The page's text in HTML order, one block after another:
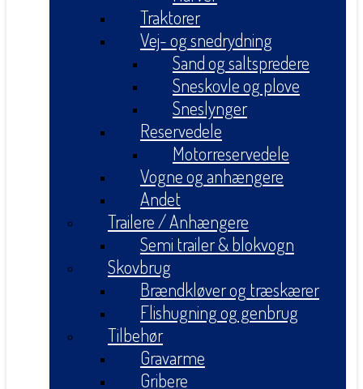
Traktorer
Vej- og snedrydning
Sand og saltspredere
Sneskovle og plove
Sneslynger
Reservedele
Motorreservedele
Vogne og anhængere
Andet
Trailere / Anhængere
Semi trailer & blokvogn
Skovbrug
Brændkløver og træskærer
Flishugning og genbrug
Tilbehør
Gravarme
Gribere